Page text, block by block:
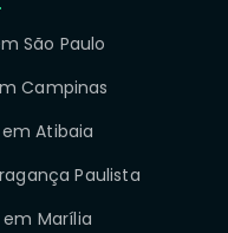
São Paulo
Campinas
Atibaia
Paulista
Marília